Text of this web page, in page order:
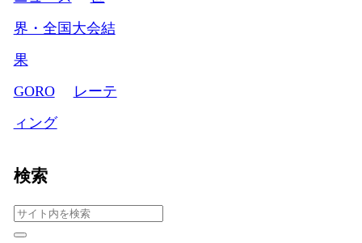
界・全国大会結
果
GORO
レーテ
ィング
検索